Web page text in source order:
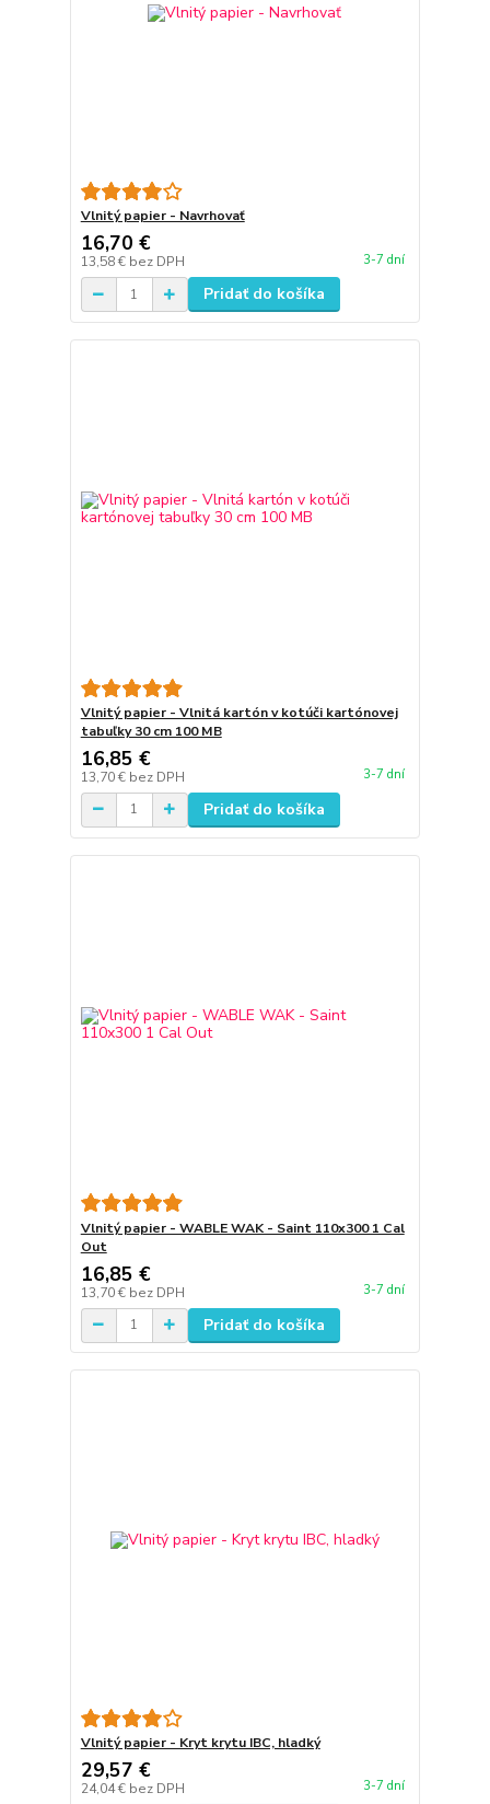
Vlnitý papier - Navrhovať
16,70 €
13,58 € bez DPH 3-7 dní
Pridať do košíka
Vlnitý papier - Vlnitá kartón v kotúči kartónovej
tabuľky 30 cm 100 MB
16,85 €
13,70 € bez DPH 3-7 dní
Pridať do košíka
Vlnitý papier - WABLE WAK - Saint 110x300 1 Cal
Out
16,85 €
13,70 € bez DPH 3-7 dní
Pridať do košíka
Vlnitý papier - Kryt krytu IBC, hladký
29,57 €
24,04 € bez DPH 3-7 dní